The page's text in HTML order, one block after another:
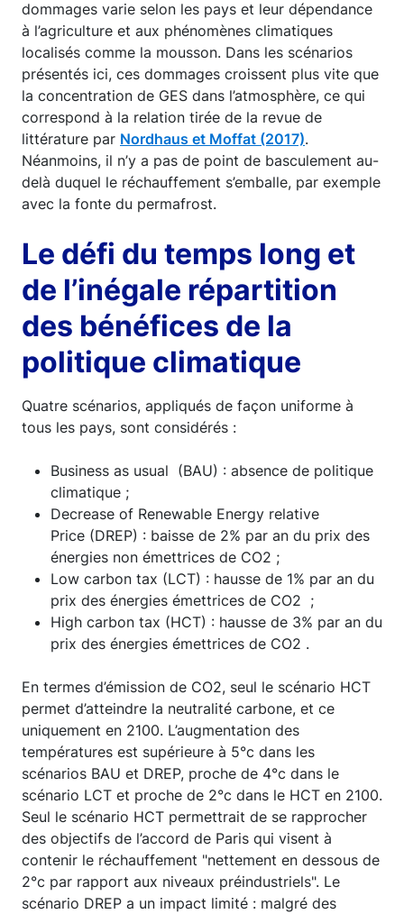
dommages varie selon les pays et leur dépendance
à l’agriculture et aux phénomènes climatiques
localisés comme la mousson. Dans les scénarios
présentés ici, ces dommages croissent plus vite que
la concentration de GES dans l’atmosphère, ce qui
correspond à la relation tirée de la revue de
littérature par Nordhaus et Moffat (2017).
Néanmoins, il n’y a pas de point de basculement au-
delà duquel le réchauffement s’emballe, par exemple
avec la fonte du permafrost.
Le défi du temps long et
de l’inégale répartition
des bénéfices de la
politique climatique
Quatre scénarios, appliqués de façon uniforme à
tous les pays, sont considérés :
Business as usual (BAU) : absence de politique
climatique ;
Decrease of Renewable Energy relative
Price (DREP) : baisse de 2% par an du prix des
énergies non émettrices de CO2 ;
Low carbon tax (LCT) : hausse de 1% par an du
prix des énergies émettrices de CO2 ;
High carbon tax (HCT) : hausse de 3% par an du
prix des énergies émettrices de CO2 .
En termes d’émission de CO2, seul le scénario HCT
permet d’atteindre la neutralité carbone, et ce
uniquement en 2100. L’augmentation des
températures est supérieure à 5°c dans les
scénarios BAU et DREP, proche de 4°c dans le
scénario LCT et proche de 2°c dans le HCT en 2100.
Seul le scénario HCT permettrait de se rapprocher
des objectifs de l’accord de Paris qui visent à
contenir le réchauffement "nettement en dessous de
2°c par rapport aux niveaux préindustriels". Le
scénario DREP a un impact limité : malgré des